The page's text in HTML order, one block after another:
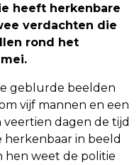
heeft herkenbare
verdachten die
rond het
geblurde beelden
vijf mannen en een
dagen de tijd
herkenbaar in beeld
hen weet de politie